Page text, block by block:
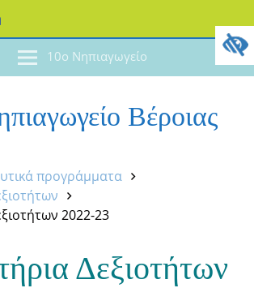
10ο Νηπιαγωγείο
Βέροιας
προγράμματα
2022-23
Δεξιοτήτων